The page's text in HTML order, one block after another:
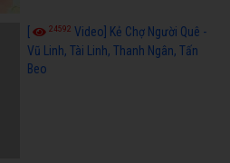
24592 Video] Kẻ Chợ Người Quê -
Vũ Linh, Tài Linh, Thanh Ngân, Tấn
Beo